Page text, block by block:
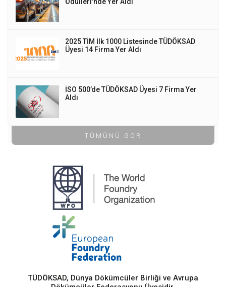
2025 TİM İlk 1000 Listesinde TÜDÖKSAD
Üyesi 14 Firma Yer Aldı
İSO 500’de TÜDÖKSAD Üyesi 7 Firma Yer
Aldı
TÜMÜNÜ GÖR
TÜDÖKSAD, Dünya Dökümcüler Birliği ve Avrupa